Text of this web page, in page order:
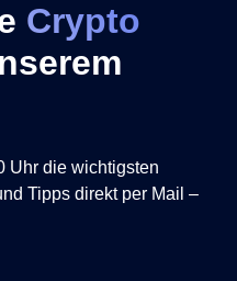
Crypto
Uhr die wichtigsten
Tipps direkt per Mail –